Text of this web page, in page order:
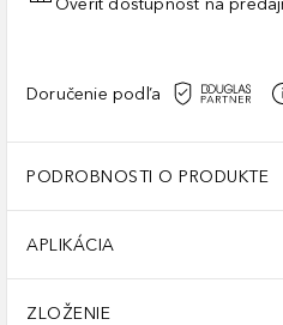
Overiť dostupnosť na
Doručenie podľa
PODROBNOSTI O PRODUKTE
APLIKÁCIA
ZLOŽENIE